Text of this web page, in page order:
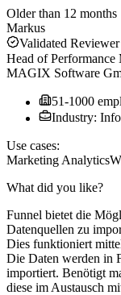
Older than 12 months
Markus
Validated Reviewer
Head of Performance
MAGIX Software
51-1000
Industry:
Use cases:
Marketing Analytics
What did you like?
Funnel bietet die
Datenquellen zu
Dies funktioniert
Die Daten werden in
importiert. Benötigt
diese im Austausch